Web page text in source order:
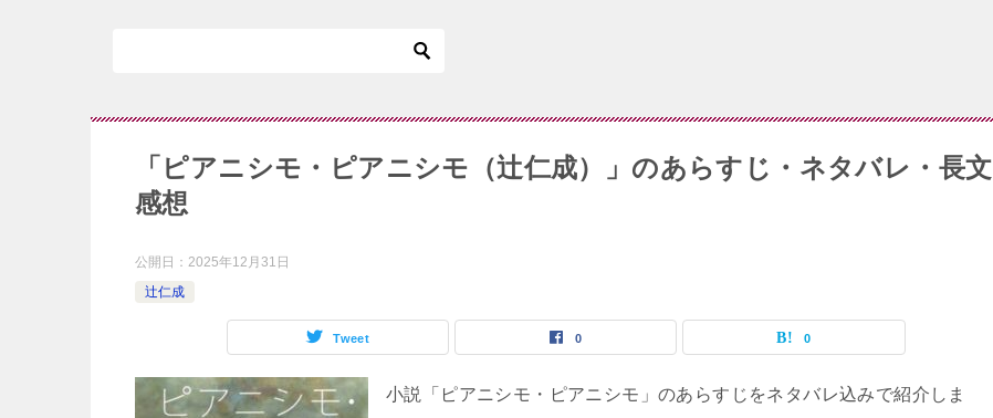
「ピアニシモ・ピアニシモ（辻仁成）」のあらすじ・ネタバレ・長文
感想
公開日： 2025年12月31日
辻仁成
Tweet 0 0
小説「ピアニシモ・ピアニシモ」のあらすじをネタバレ込みで紹介しま